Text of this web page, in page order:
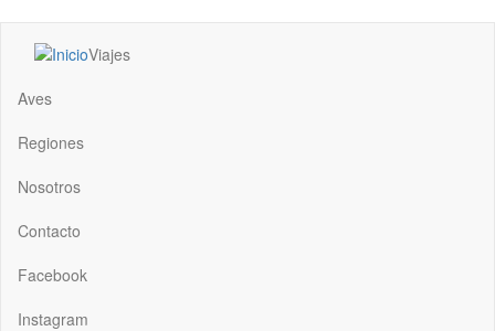
principal
Main
navigation
Viajes
Aves
Regiones
Nosotros
Contacto
Facebook
Instagram